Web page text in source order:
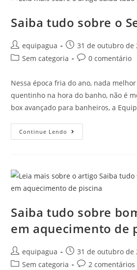
Saiba tudo sobre o
equipagua
31 de outubro de
Sem categoria
0 comentário
Nessa época fria do ano, nada
quentinho na hora do banho, não é
box avançado para banheiros, a
Continue Lendo
Saiba tudo sobre
em aquecimento de
equipagua
31 de outubro de
Sem categoria
2 comentários